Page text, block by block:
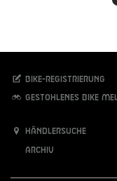
Bike-Registrierung
Gestohlenes Bike
Händlersuche
Archiv